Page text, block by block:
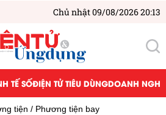
Chủ nhật 09/08/2026 20:13
TẾ SỐĐIỆN TỬ TIÊU DÙNGDOANH
tiện Phương tiện bay